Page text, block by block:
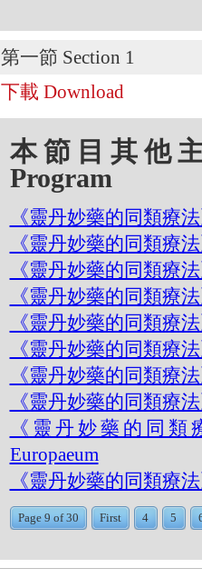
第一節 Section 1
下載 Download
本節目其他
Program
《靈丹妙藥的同類療
《靈丹妙藥的同類療
《靈丹妙藥的同類療
《靈丹妙藥的同類療
《靈丹妙藥的同類療
《靈丹妙藥的同類療
《靈丹妙藥的同類療
《靈丹妙藥的同類療
《靈丹妙藥的同類
Europaeum
《靈丹妙藥的同類療
Page 9 of 30 First 4 5